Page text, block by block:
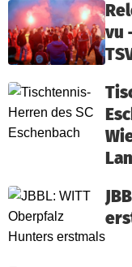
vu